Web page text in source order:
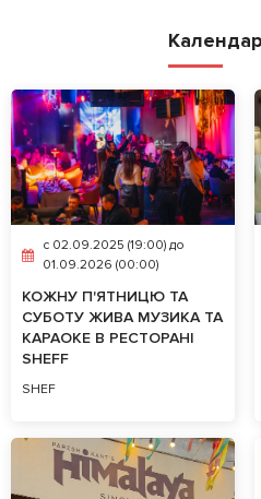
c 02.09.2025 (19:00) до
01.09.2026 (00:00)
КОЖНУ П'ЯТНИЦЮ ТА
СУБОТУ ЖИВА МУЗИКА ТА
КАРАОКЕ В РЕСТОРАНІ
SHEFF
SHEF